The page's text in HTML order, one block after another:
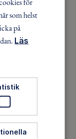
som helst
på
Läs